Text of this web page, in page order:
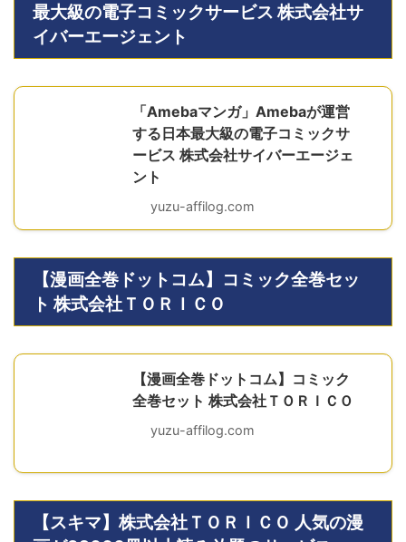
最大級の電子コミックサービス 株式会社サ
イバーエージェント
「Amebaマンガ」Amebaが運営
する日本最大級の電子コミックサ
ービス 株式会社サイバーエージェ
ント
yuzu-affilog.com
【漫画全巻ドットコム】コミック全巻セッ
ト 株式会社ＴＯＲＩＣＯ
【漫画全巻ドットコム】コミック
全巻セット 株式会社ＴＯＲＩＣＯ
yuzu-affilog.com
【スキマ】株式会社ＴＯＲＩＣＯ 人気の漫